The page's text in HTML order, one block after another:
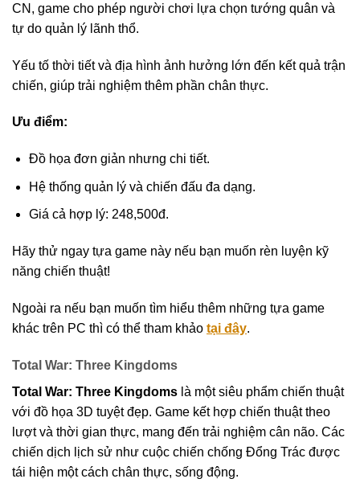
CN, game cho phép người chơi lựa chọn tướng quân và
tự do quản lý lãnh thổ.
Yếu tố thời tiết và địa hình ảnh hưởng lớn đến kết quả trận
chiến, giúp trải nghiệm thêm phần chân thực.
Ưu điểm:
Đồ họa đơn giản nhưng chi tiết.
Hệ thống quản lý và chiến đấu đa dạng.
Giá cả hợp lý: 248,500đ.
Hãy thử ngay tựa game này nếu bạn muốn rèn luyện kỹ
năng chiến thuật!
Ngoài ra nếu bạn muốn tìm hiểu thêm những tựa game
khác trên PC thì có thể tham khảo tại đây.
Total War: Three Kingdoms
Total War: Three Kingdoms là một siêu phẩm chiến thuật
với đồ họa 3D tuyệt đẹp. Game kết hợp chiến thuật theo
lượt và thời gian thực, mang đến trải nghiệm cân não. Các
chiến dịch lịch sử như cuộc chiến chống Đổng Trác được
tái hiện một cách chân thực, sống động.